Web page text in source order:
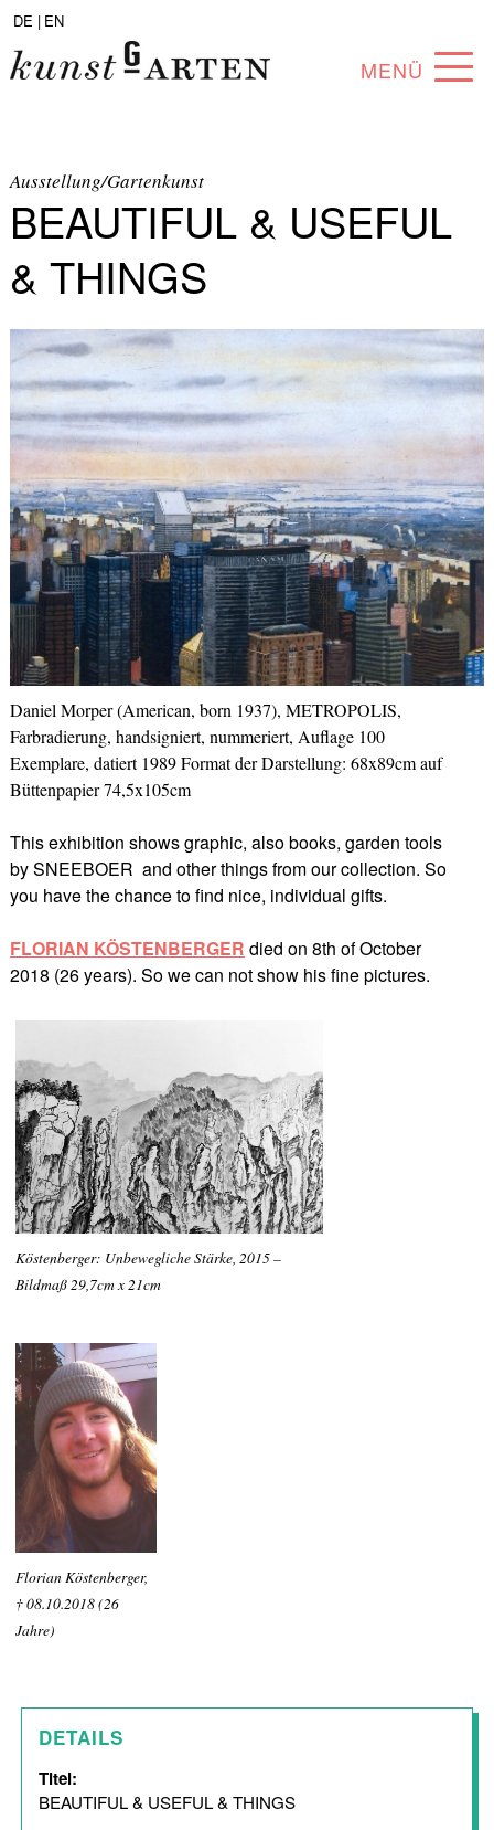
DE | EN
MENÜ
ABOUT
COLLECTION
ARTISTS
PARTNERS
ANGEBOTE
Ausstellung/Gartenkunst
BEAUTIFUL & USEFUL
& THINGS
Daniel Morper (American, born 1937), METROPOLIS,
Farbradierung, handsigniert, nummeriert, Auflage 100
Exemplare, datiert 1989 Format der Darstellung: 68x89cm auf
Büttenpapier 74,5x105cm
This exhibition shows graphic, also books, garden tools
by SNEEBOER and other things from our collection. So
you have the chance to find nice, individual gifts.
FLORIAN KÖSTENBERGER died on 8th of October
2018 (26 years). So we can not show his fine pictures.
Köstenberger: Unbewegliche Stärke, 2015 –
Bildmaß 29,7cm x 21cm
Florian Köstenberger,
† 08.10.2018 (26
Jahre)
DETAILS
Titel:
BEAUTIFUL & USEFUL & THINGS